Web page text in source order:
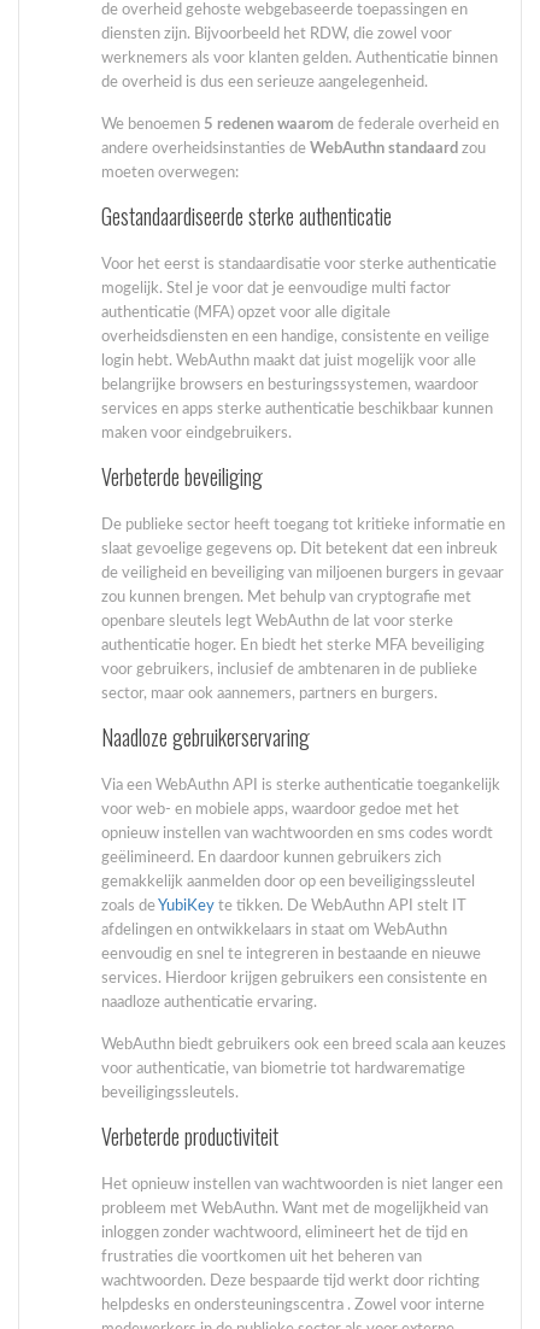
de overheid gehoste webgebaseerde toepassingen en
diensten zijn. Bijvoorbeeld het RDW, die zowel voor
werknemers als voor klanten gelden. Authenticatie binnen
de overheid is dus een serieuze aangelegenheid.
We benoemen 5 redenen waarom de federale overheid en
andere overheidsinstanties de WebAuthn standaard zou
moeten overwegen:
Gestandaardiseerde sterke authenticatie
Voor het eerst is standaardisatie voor sterke authenticatie
mogelijk. Stel je voor dat je eenvoudige multi factor
authenticatie (MFA) opzet voor alle digitale
overheidsdiensten en een handige, consistente en veilige
login hebt. WebAuthn maakt dat juist mogelijk voor alle
belangrijke browsers en besturingssystemen, waardoor
services en apps sterke authenticatie beschikbaar kunnen
maken voor eindgebruikers.
Verbeterde beveiliging
De publieke sector heeft toegang tot kritieke informatie en
slaat gevoelige gegevens op. Dit betekent dat een inbreuk
de veiligheid en beveiliging van miljoenen burgers in gevaar
zou kunnen brengen. Met behulp van cryptografie met
openbare sleutels legt WebAuthn de lat voor sterke
authenticatie hoger. En biedt het sterke MFA beveiliging
voor gebruikers, inclusief de ambtenaren in de publieke
sector, maar ook aannemers, partners en burgers.
Naadloze gebruikerservaring
Via een WebAuthn API is sterke authenticatie toegankelijk
voor web- en mobiele apps, waardoor gedoe met het
opnieuw instellen van wachtwoorden en sms codes wordt
geëlimineerd. En daardoor kunnen gebruikers zich
gemakkelijk aanmelden door op een beveiligingssleutel
zoals de YubiKey te tikken. De WebAuthn API stelt IT
afdelingen en ontwikkelaars in staat om WebAuthn
eenvoudig en snel te integreren in bestaande en nieuwe
services. Hierdoor krijgen gebruikers een consistente en
naadloze authenticatie ervaring.
WebAuthn biedt gebruikers ook een breed scala aan keuzes
voor authenticatie, van biometrie tot hardwarematige
beveiligingssleutels.
Verbeterde productiviteit
Het opnieuw instellen van wachtwoorden is niet langer een
probleem met WebAuthn. Want met de mogelijkheid van
inloggen zonder wachtwoord, elimineert het de tijd en
frustraties die voortkomen uit het beheren van
wachtwoorden. Deze bespaarde tijd werkt door richting
helpdesks en ondersteuningscentra . Zowel voor interne